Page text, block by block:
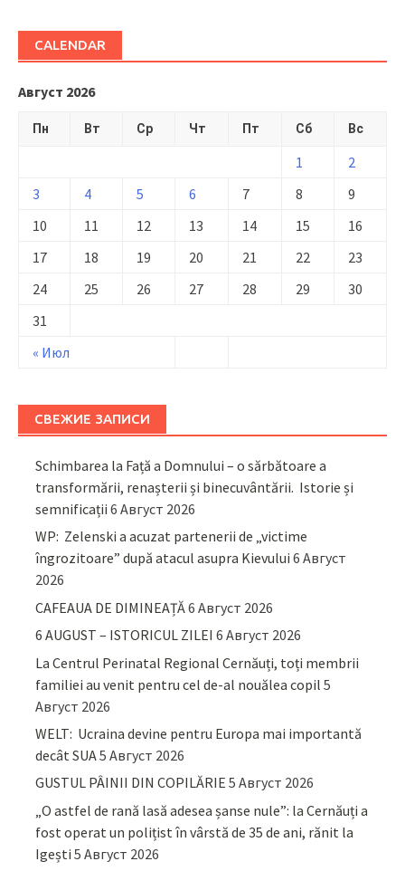
CALENDAR
Август 2026
Пн Вт Ср Чт Пт Сб Вс
« Июл
1
2
3
4 5 6 7 8
9
10
11 12 13 14 15
16
17
18 19 20 21 22
23
24
25 26 27 28 29
30
31
СВЕЖИЕ ЗАПИСИ
Schimbarea la Față a Domnului – o sărbătoare a
transformării, renașterii și binecuvântării. Istorie și
semnificații 6 Август 2026
WP: Zelenski a acuzat partenerii de „victime
îngrozitoare” după atacul asupra Kievului 6 Август
2026
CAFEAUA DE DIMINEAȚĂ6 Август 2026
6 AUGUST – ISTORICUL ZILEI 6 Август 2026
La Centrul Perinatal Regional Cernăuți, toți membrii
familiei au venit pentru cel de-al nouălea copil 5
Август 2026
WELT: Ucraina devine pentru Europa mai importantă
decât SUA5 Август 2026
GUSTUL PÂINII DIN COPILĂRIE 5 Август 2026
„O astfel de rană lasă adesea șanse nule”: la Cernăuți a
fost operat un polițist în vârstă de 35 de ani, rănit la
Igești 5 Август 2026